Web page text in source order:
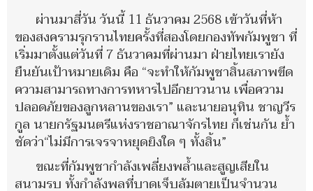
ผ่านมาสี่วัน วันนี้ 11 ธันวาคม 2568 เข้าวันที่ห้า
ของสงครามรุกรานไทยครั้งที่สองโดยกองทัพกัมพูชา ที่
เริ่มมาตั้งแต่วันที่ 7 ธันวาคมที่ผ่านมา ฝ่ายไทยเรายัง
ยืนยันเป้าหมายเดิม คือ “จะทำให้กัมพูชาสิ้นสภาพขีด
ความสามารถทางการทหารไปอีกยาวนาน เพื่อความ
ปลอดภัยของลูกหลานของเรา” และนายอนุทิน ชาญวีร
กูล นายกรัฐมนตรีแห่งราชอาณาจักรไทย ก็เช่นกัน ย้ำ
ชัดว่า“ไม่มีการเจรจาหยุดยิงใด ๆ ทั้งสิ้น”
ขณะที่กัมพูชากำลังเพลี่ยงพล้ำและสูญเสียใน
สนามรบ ทั้งกำลังพลที่บาดเจ็บล้มตายเป็นจำนวน